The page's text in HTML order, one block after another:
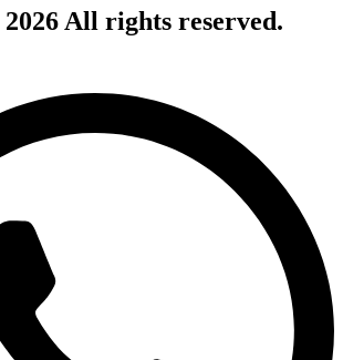
All rights reserved.